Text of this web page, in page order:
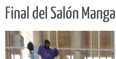
Final del Salón